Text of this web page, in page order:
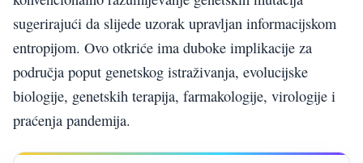
sugerirajući da slijede uzorak upravljan informacijskom
entropijom. Ovo otkriće ima duboke implikacije za
područja poput genetskog istraživanja, evolucijske
biologije, genetskih terapija, farmakologije, virologije i
praćenja pandemija.